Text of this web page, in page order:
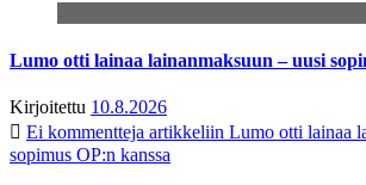
Lumo otti lainaa lainanmaksuun – uusi
Kirjoitettu 10.8.2026
Ei kommentteja artikkeliin Lumo otti lainaa
sopimus OP:n kanssa